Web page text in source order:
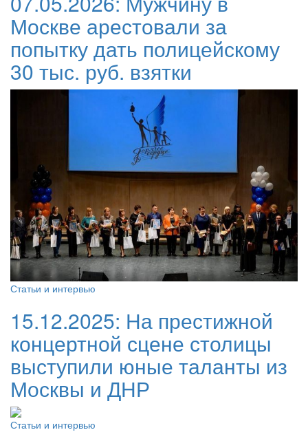
Москве арестовали за
попытку дать полицейскому
30 тыс. руб. взятки
Статьи и интервью
15.12.2025: На престижной
концертной сцене столицы
выступили юные таланты из
Москвы и ДНР
Статьи и интервью